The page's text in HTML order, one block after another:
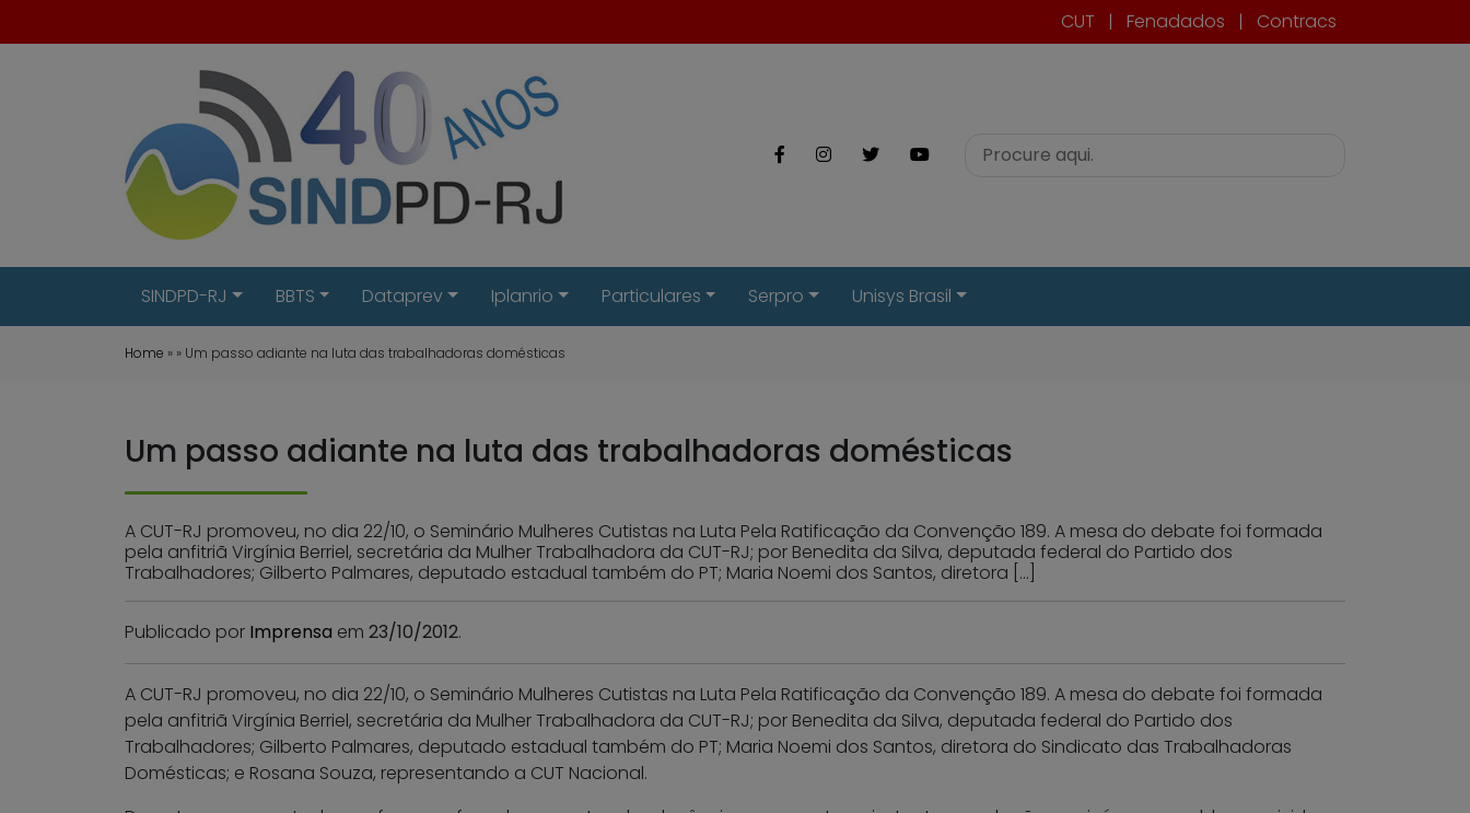
CUT | Fenadados | Contracs
SINDPD-RJ BBTS Dataprev Iplanrio Particulares Serpro Unisys Brasil
Home » » Um passo adiante na luta das trabalhadoras domésticas
Um passo adiante na luta das trabalhadoras domésticas
A CUT-RJ promoveu, no dia 22/10, o Seminário Mulheres Cutistas na Luta Pela Ratificação da Convenção 189. A mesa do debate foi formada
pela anfitriã Virgínia Berriel, secretária da Mulher Trabalhadora da CUT-RJ; por Benedita da Silva, deputada federal do Partido dos
Trabalhadores; Gilberto Palmares, deputado estadual também do PT; Maria Noemi dos Santos, diretora […]
Publicado por Imprensa em 23/10/2012.
A CUT-RJ promoveu, no dia 22/10, o Seminário Mulheres Cutistas na Luta Pela Ratificação da Convenção 189. A mesa do debate foi formada
pela anfitriã Virgínia Berriel, secretária da Mulher Trabalhadora da CUT-RJ; por Benedita da Silva, deputada federal do Partido dos
Trabalhadores; Gilberto Palmares, deputado estadual também do PT; Maria Noemi dos Santos, diretora do Sindicato das Trabalhadoras
Domésticas; e Rosana Souza, representando a CUT Nacional.